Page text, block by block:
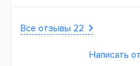
Все отзывы 22
Написать